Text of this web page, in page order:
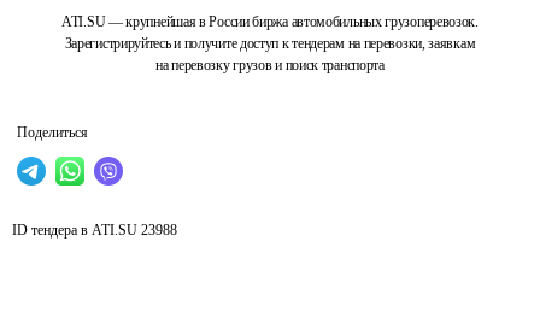
ATI.SU — крупнейшая в России биржа автомобильных грузоперевозок.
Зарегистрируйтесь и получите доступ к тендерам на перевозки, заявкам
на перевозку грузов и поиск транспорта
Поделиться
ID тендера в ATI.SU 23988